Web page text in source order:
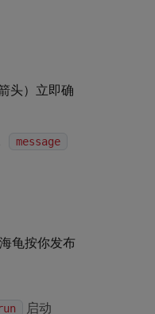
头）立即确
message
龟按你发布
启动